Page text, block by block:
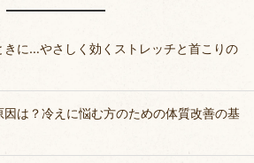
きに…やさしく効くストレッチと首こりの
は？冷えに悩む方のための体質改善の基